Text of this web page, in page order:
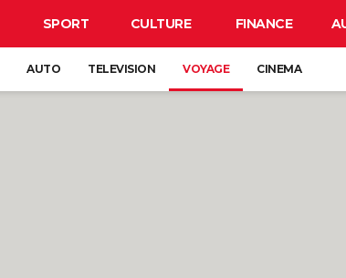
SPORT CULTURE FINANCE
AUTO TELEVISION VOYAGE CINEMA